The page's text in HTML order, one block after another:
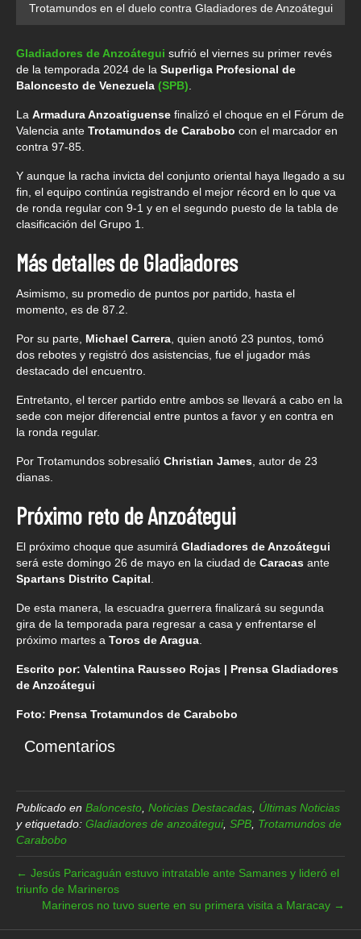
Trotamundos en el duelo contra Gladiadores de Anzoátegui
Gladiadores de Anzoátegui sufrió el viernes su primer revés
de la temporada 2024 de la Superliga Profesional de
Baloncesto de Venezuela (SPB).
La Armadura Anzoatiguense finalizó el choque en el Fórum de
Valencia ante Trotamundos de Carabobo con el marcador en
contra 97-85.
Y aunque la racha invicta del conjunto oriental haya llegado a su
fin, el equipo continúa registrando el mejor récord en lo que va
de ronda regular con 9-1 y en el segundo puesto de la tabla de
clasificación del Grupo 1.
Más detalles de Gladiadores
Asimismo, su promedio de puntos por partido, hasta el
momento, es de 87.2.
Por su parte, Michael Carrera, quien anotó 23 puntos, tomó
dos rebotes y registró dos asistencias, fue el jugador más
destacado del encuentro.
Entretanto, el tercer partido entre ambos se llevará a cabo en la
sede con mejor diferencial entre puntos a favor y en contra en
la ronda regular.
Por Trotamundos sobresalió Christian James, autor de 23
dianas.
Próximo reto de Anzoátegui
El próximo choque que asumirá Gladiadores de Anzoátegui
será este domingo 26 de mayo en la ciudad de Caracas ante
Spartans Distrito Capital.
De esta manera, la escuadra guerrera finalizará su segunda
gira de la temporada para regresar a casa y enfrentarse el
próximo martes a Toros de Aragua.
Escrito por: Valentina Rausseo Rojas | Prensa Gladiadores
de Anzoátegui
Foto: Prensa Trotamundos de Carabobo
Comentarios
Publicado en Baloncesto, Noticias Destacadas, Últimas Noticias
y etiquetado: Gladiadores de anzoátegui, SPB, Trotamundos de
Carabobo
← Jesús Paricaguán estuvo intratable ante Samanes y lideró el
triunfo de Marineros
Marineros no tuvo suerte en su primera visita a Maracay →